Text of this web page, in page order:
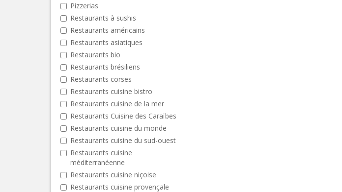
Pizzerias
Restaurants à sushis
Restaurants américains
Restaurants asiatiques
Restaurants bio
Restaurants brésiliens
Restaurants corses
Restaurants cuisine bistro
Restaurants cuisine de la mer
Restaurants Cuisine des Caraïbes
Restaurants cuisine du monde
Restaurants cuisine du sud-ouest
Restaurants cuisine
méditerranéenne
Restaurants cuisine niçoise
Restaurants cuisine provençale